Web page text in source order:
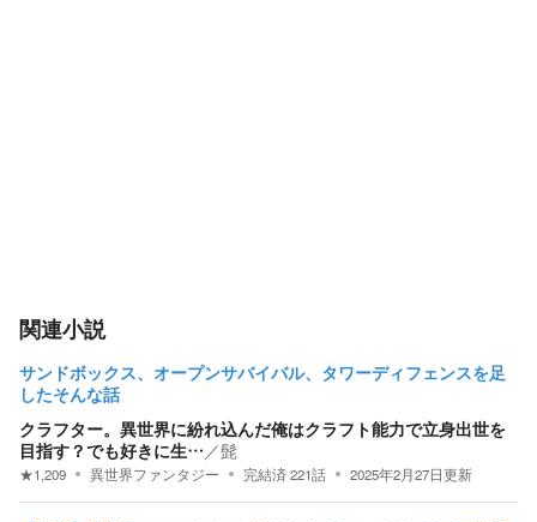
関連小説
サンドボックス、オープンサバイバル、タワーディフェンスを足
したそんな話
クラフター。異世界に紛れ込んだ俺はクラフト能力で立身出世を
目指す？でも好きに生… ／髭
★1,209 異世界ファンタジー 完結済221話 2025年2月27日更新